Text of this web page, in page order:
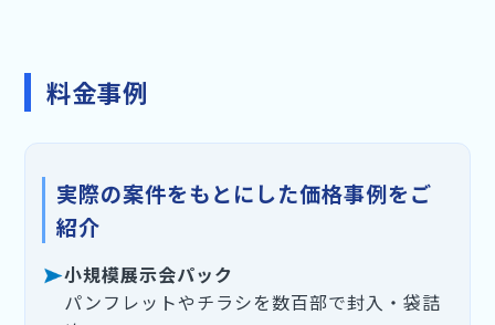
料金事例
実際の案件をもとにした価格事例をご
紹介
小規模展示会パック
パンフレットやチラシを数百部で封入・袋詰